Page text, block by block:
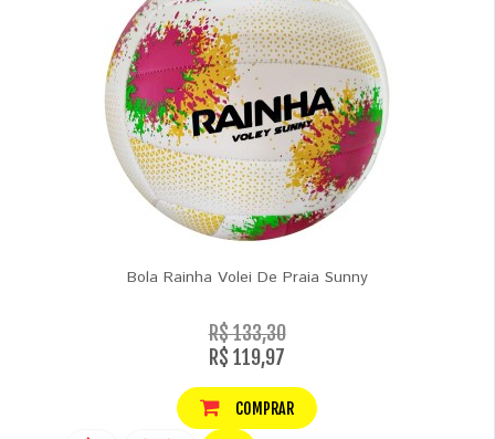
Bola Rainha Volei De Praia Sunny
R$ 133,30
R$ 119,97
COMPRAR